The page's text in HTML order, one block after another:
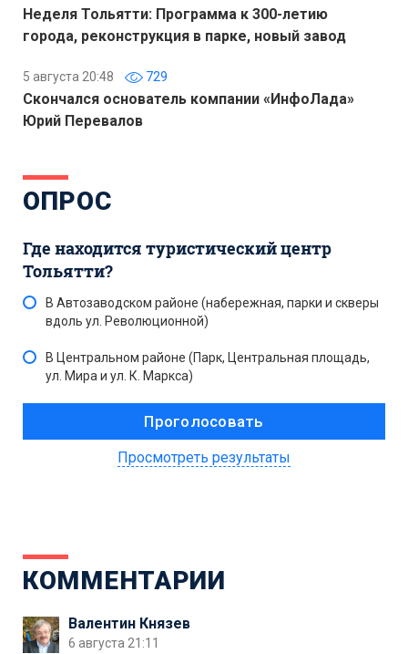
Неделя Тольятти: Программа к 300-летию
города, реконструкция в парке, новый завод
5 августа 20:48 729
Скончался основатель компании «ИнфоЛада»
Юрий Перевалов
ОПРОС
Где находится туристический центр
Тольятти?
В Автозаводском районе (набережная, парки и скверы
вдоль ул. Революционной)
В Центральном районе (Парк, Центральная площадь,
ул. Мира и ул. К. Маркса)
Просмотреть результаты
КОММЕНТАРИИ
Валентин Князев
6 августа 21:11